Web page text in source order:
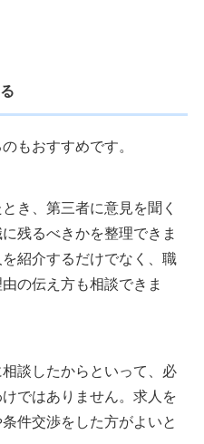
もおすすめです。
き、第三者に意見を聞く
残るべきかを整理できま
紹介するだけでなく、職
の伝え方も相談できま
談したからといって、必
ではありません。求人を
件交渉をした方がよいと